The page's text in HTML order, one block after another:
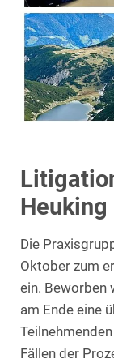
Heuking
Die
Oktober zum
ein. Beworben
am Ende eine
Fällen der